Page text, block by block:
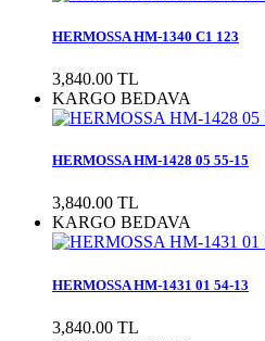
HERMOSSA HM-1340 C1 123
3,840.00 TL
KARGO BEDAVA
HERMOSSA HM-1428 05 55-15
3,840.00 TL
KARGO BEDAVA
HERMOSSA HM-1431 01 54-13
3,840.00 TL